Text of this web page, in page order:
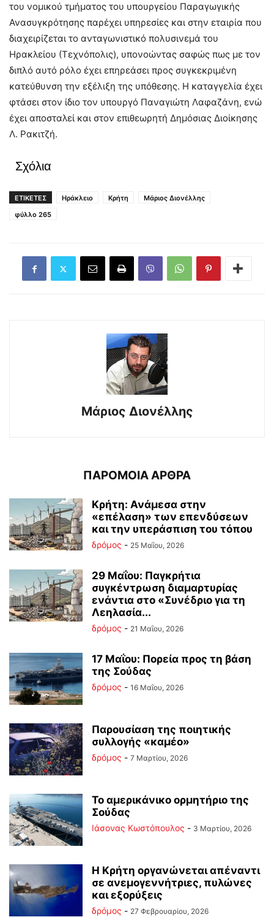
του νομικού τμήματος του υπουργείου Παραγωγικής
Ανασυγκρότησης παρέχει υπηρεσίες και στην εταιρία που
διαχειρίζεται το ανταγωνιστικό πολυσινεμά του
Ηρακλείου (Τεχνόπολις), υπονοώντας σαφώς πως με τον
διπλό αυτό ρόλο έχει επηρεάσει προς συγκεκριμένη
κατεύθυνση την εξέλιξη της υπόθεσης. Η καταγγελία έχει
φτάσει στον ίδιο τον υπουργό Παναγιώτη Λαφαζάνη, ενώ
έχει αποσταλεί και στον επιθεωρητή Δημόσιας Διοίκησης
Λ. Ρακιτζή.
Σχόλια
ΕΤΙΚΕΤΕΣ Ηράκλειο Κρήτη
Μάριος Διονέλλης
φύλλο 265
Μάριος Διονέλλης
ΠΑΡΟΜΟΙΑ ΑΡΘΡΑ
Κρήτη: Ανάμεσα στην
«επέλαση» των επενδύσεων
και την υπεράσπιση του τόπου
δρόμος - 25 Μαΐου, 2026
29 Μαΐου: Παγκρήτια
συγκέντρωση διαμαρτυρίας
ενάντια στο «Συνέδριο για τη
Λεηλασία...
δρόμος - 21 Μαΐου, 2026
17 Μαΐου: Πορεία προς τη βάση
της Σούδας
δρόμος - 16 Μαΐου, 2026
Παρουσίαση της ποιητικής
συλλογής «καμέο»
δρόμος - 7 Μαρτίου, 2026
Το αμερικάνικο ορμητήριο της
Σούδας
Ιάσονας Κωστόπουλος - 3 Μαρτίου, 2026
Η Κρήτη οργανώνεται απέναντι
σε ανεμογεννήτριες, πυλώνες
και εξορύξεις
δρόμος - 27 Φεβρουαρίου, 2026